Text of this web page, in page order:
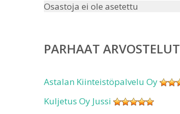
Osastoja ei ole asetettu
PARHAAT ARVOSTELUT
Astalan Kiinteistöpalvelu Oy
Kuljetus Oy Jussi